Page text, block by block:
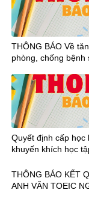
THÔNG BÁO Về
phòng, chống bệnh
Quyết định cấp học
khuyến khích học
2023
THÔNG BÁO KẾT
ANH VĂN TOEIC